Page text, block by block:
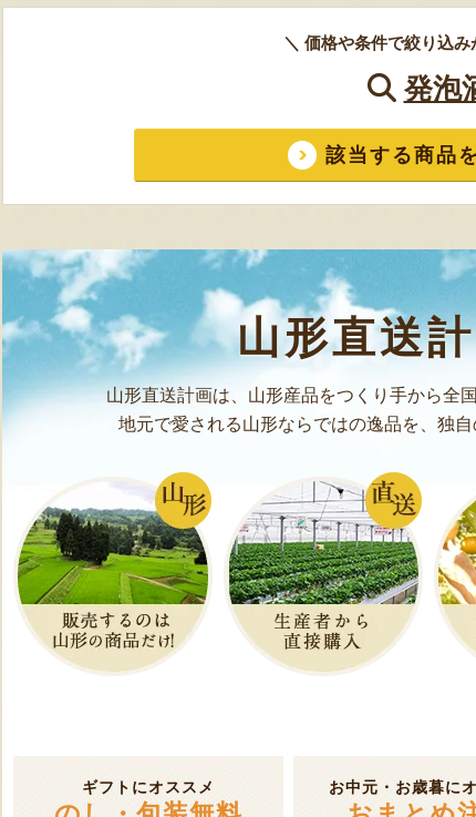
＼ 価格や条件で絞り込み
発泡
該当する商品
山形直送
山形直送計画は、山形産品をつくり手から全
地元で愛される山形ならではの逸品を、独
ギフトにオススメ お中元・お歳暮に
の「米ぬか」から作られた食
まいにちのこめ油
『三和油脂株式会社』
はなく、美味しさや食感を重
栽培しています。「陽夏妃」
時期に旬の品種をお届けしま
予約注文：山形県産 桃（贈答
用・家庭用）
ー」
もこ
は、
最適
ミッ
8月8日 18:50 [徳島県]
「羅皇ザ・スウィート」
8月8日 17:27 [東京都]
『荒木ファーム』
8